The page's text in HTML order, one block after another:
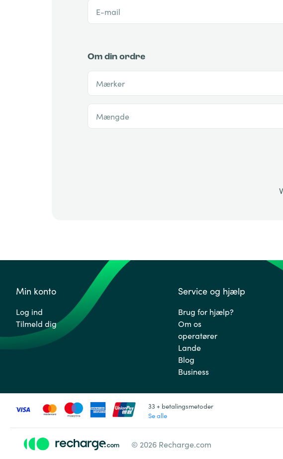
E-mail
Om din ordre
Mærker
Mængde
Min konto
Log ind
Tilmeld dig
Service og hjælp
Brug for hjælp?
Om os
operatører
Lande
Blog
Business
33 + betalingsmetoder
Se alle
© 2026 Recharge.com